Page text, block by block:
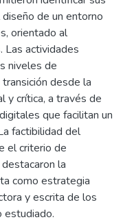
de un entorno
orientado al
Las actividades
niveles de
desde la
y crítica, a través de
que facilitan un
factibilidad del
el criterio de
la
como estrategia
y escrita de los
estudiado.